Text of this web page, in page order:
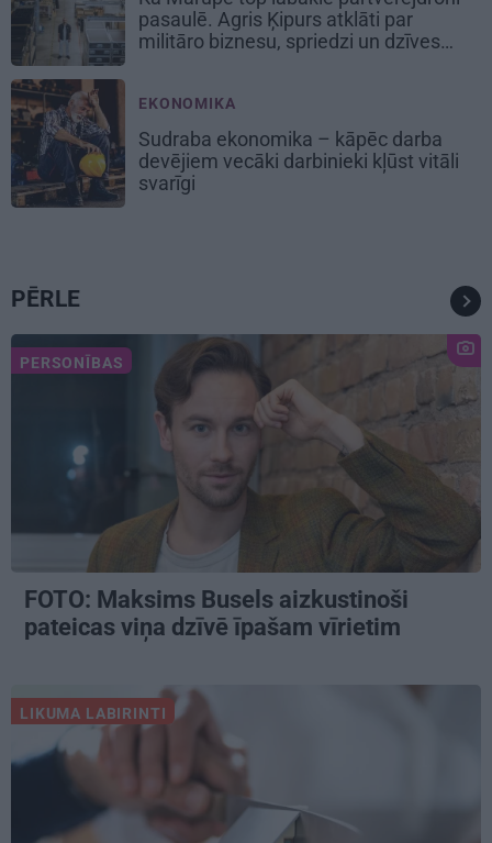
pasaulē. Agris Ķipurs atklāti par
militāro biznesu, spriedzi un dzīves
EKONOMIKA
Sudraba ekonomika – kāpēc darba
devējiem vecāki darbinieki kļūst vitāli
svarīgi
PĒRLE
PERSONĪBAS
FOTO: Maksims Busels aizkustinoši
pateicas viņa dzīvē īpašam vīrietim
LIKUMA LABIRINTI